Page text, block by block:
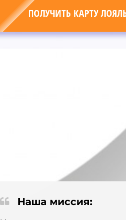
ПОЛУЧИТЬ КАРТУ
Наша миссия: